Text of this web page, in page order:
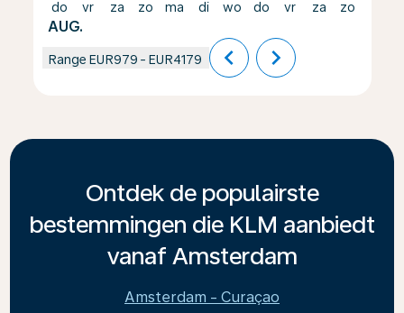
do
AUG.
vr za zo ma di wo do vr za zo
Range EUR979 - EUR4179 chevron_left chevron_right
Ontdek de populairste
bestemmingen die KLM aanbiedt
vanaf Amsterdam
Amsterdam - Curaçao